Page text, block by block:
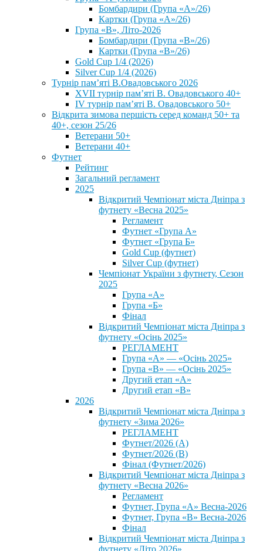
Бомбардири (Група «А»/26)
Картки (Група «А»/26)
Група «В», Літо-2026
Бомбардири (Група «В»/26)
Картки (Група «В»/26)
Gold Cup 1/4 (2026)
Silver Cup 1/4 (2026)
Турнір пам’яті В.Овадовського 2026
XVII турнір пам’яті В. Овадовського 40+
IV турнір пам’яті В. Овадовського 50+
Відкрита зимова першість серед команд 50+ та
40+, сезон 25/26
Ветерани 50+
Ветерани 40+
Футнет
Рейтинг
Загальний регламент
2025
Відкритий Чемпіонат міста Дніпра з
футнету «Весна 2025»
Регламент
Футнет «Група А»
Футнет «Група Б»
Gold Cup (футнет)
Silver Cup (футнет)
Чемпіонат України з футнету, Сезон
2025
Група «А»
Група «Б»
Фінал
Відкритий Чемпіонат міста Дніпра з
футнету «Осінь 2025»
РЕГЛАМЕНТ
Група «А» — «Осінь 2025»
Група «В» — «Осінь 2025»
Другий етап «А»
Другий етап «В»
2026
Відкритий Чемпіонат міста Дніпра з
футнету «Зима 2026»
РЕГЛАМЕНТ
Футнет/2026 (А)
Футнет/2026 (В)
Фінал (Футнет/2026)
Відкритий Чемпіонат міста Дніпра з
футнету «Весна 2026»
Регламент
Футнет, Група «А» Весна-2026
Футнет, Група «В» Весна-2026
Фінал
Відкритий Чемпіонат міста Дніпра з
футнету «Літо 2026»